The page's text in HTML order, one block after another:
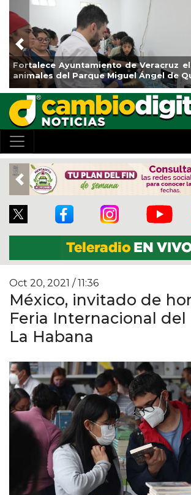
Fortalece Ayuntamiento de Veracruz
animales del Parque Miguel Ángel de
Previous
Previous
Oct 20, 2021 / 11:36
México, invitado de
Feria Internacional
La Habana